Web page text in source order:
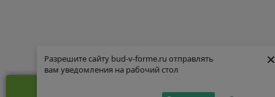
Разрешите сайту bud-v-forme.ru отправлять
вам уведомления на рабочий стол
×
Разрешите сайту bud-v-forme.ru отправлять
вам уведомления на рабочий стол
×
Бесплатная консультация по ЗОЖ